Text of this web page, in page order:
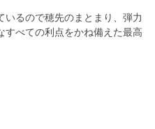
いるので穂先のまとまり、弾力
すべての利点をかね備えた最高